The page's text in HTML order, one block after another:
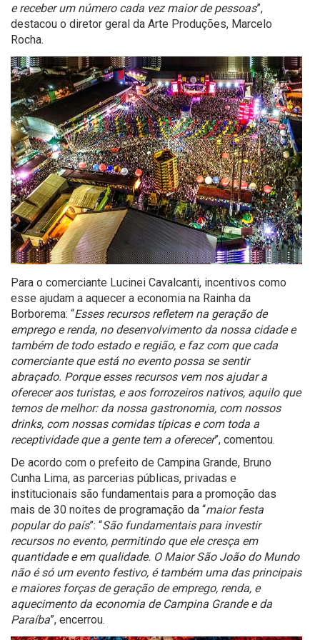
e receber um número cada vez maior de pessoas”,
destacou o diretor geral da Arte Produções, Marcelo
Rocha.
Para o comerciante Lucinei Cavalcanti, incentivos como
esse ajudam a aquecer a economia na Rainha da
Borborema: “Esses recursos refletem na geração de
emprego e renda, no desenvolvimento da nossa cidade e
também de todo estado e região, e faz com que cada
comerciante que está no evento possa se sentir
abraçado. Porque esses recursos vem nos ajudar a
oferecer aos turistas, e aos forrozeiros nativos, aquilo que
temos de melhor: da nossa gastronomia, com nossos
drinks, com nossas comidas típicas e com toda a
receptividade que a gente tem a oferecer”, comentou.
De acordo com o prefeito de Campina Grande, Bruno
Cunha Lima, as parcerias públicas, privadas e
institucionais são fundamentais para a promoção das
mais de 30 noites de programação da “maior festa
popular do país”: “São fundamentais para investir
recursos no evento, permitindo que ele cresça em
quantidade e em qualidade. O Maior São João do Mundo
não é só um evento festivo, é também uma das principais
e maiores forças de geração de emprego, renda, e
aquecimento da economia de Campina Grande e da
Paraíba”, encerrou.